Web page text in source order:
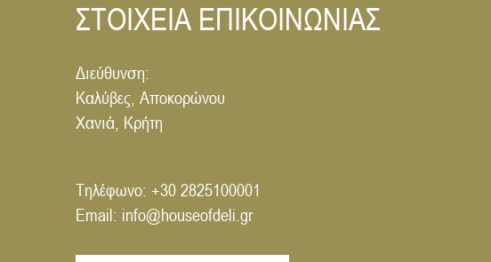
ΣΤΟΙΧΕΙΑ ΕΠΙΚΟΙΝΩΝΙΑΣ
Διεύθυνση:
Καλύβες, Αποκορώνου
Χανιά, Κρήτη
Τηλέφωνο: +30 2825100001
Email: info@houseofdeli.gr